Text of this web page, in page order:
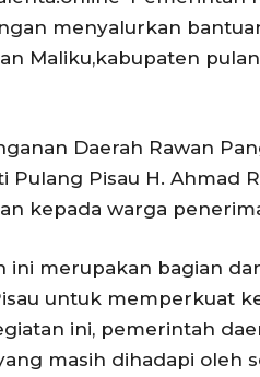
menyalurkan
Maliku,kabupaten
Daerah Rawan
Pisau H. Ahmad
kepada warga
ini merupakan bagian
untuk memperkuat
ini, pemerintah
masih dihadapi oleh